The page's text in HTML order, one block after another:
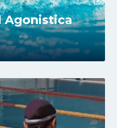
Agonistica